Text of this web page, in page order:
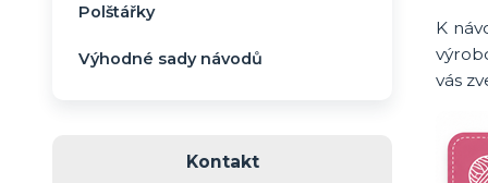
K
vás
Polštářky
Výhodné sady návodů
Kontakt